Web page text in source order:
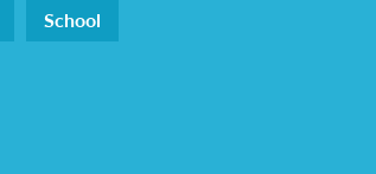
School